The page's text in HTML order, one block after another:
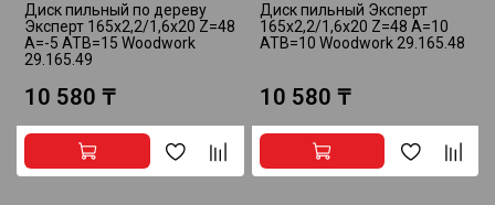
Диск пильный по дереву
Эксперт 165x2,2/1,6x20 Z=48
A=-5 ATB=15 Woodwork
29.165.49
10 580 ₸
Диск пильный Эксперт
165x2,2/1,6x20 Z=48 A=10
ATB=10 Woodwork 29.165.48
10 580 ₸